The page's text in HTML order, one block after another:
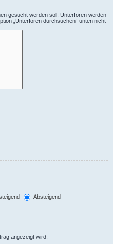
gesucht werden soll. Unterforen werden
„Unterforen durchsuchen“ unten nicht
Absteigend
angezeigt wird.